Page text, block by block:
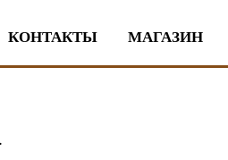
КОНТАКТЫ МАГАЗИН